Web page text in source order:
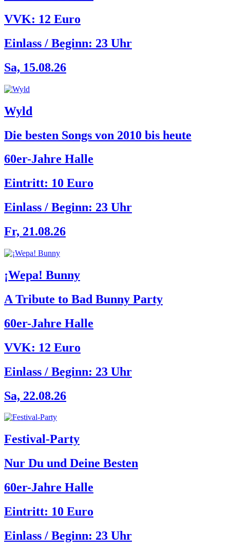
VVK: 12 Euro
Einlass / Beginn: 23 Uhr
Sa, 15.08.26
Wyld
Die besten Songs von 2010 bis heute
60er-Jahre Halle
Eintritt: 10 Euro
Einlass / Beginn: 23 Uhr
Fr, 21.08.26
¡Wepa! Bunny
A Tribute to Bad Bunny Party
60er-Jahre Halle
VVK: 12 Euro
Einlass / Beginn: 23 Uhr
Sa, 22.08.26
Festival-Party
Nur Du und Deine Besten
60er-Jahre Halle
Eintritt: 10 Euro
Einlass / Beginn: 23 Uhr